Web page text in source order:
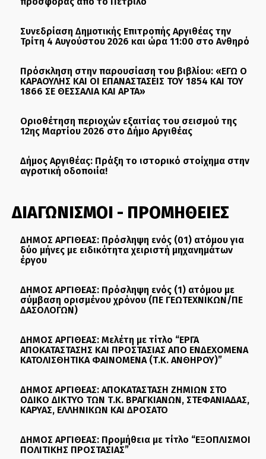
Συνεδρίαση Δημοτικής Επιτροπής Αργιθέας την
Τρίτη 4 Αυγούστου 2026 και ώρα 11:00 στο Ανθηρό
Πρόσκληση στην παρουσίαση του βιβλίου: «ΕΓΩ Ο
ΚΑΡΑΟΥΛΗΣ ΚΑΙ ΟΙ ΕΠΑΝΑΣΤΑΣΕΙΣ ΤΟΥ 1854 ΚΑΙ ΤΟΥ
1866 ΣΕ ΘΕΣΣΑΛΙΑ ΚΑΙ ΑΡΤΑ»
Οριοθέτηση περιοχών εξαιτίας του σεισμού της
12ης Μαρτίου 2026 στο Δήμο Αργιθέας
Δήμος Αργιθέας: Πράξη το ιστορικό στοίχημα στην
αγροτική οδοποιία!
ΔΙΑΓΩΝΙΣΜΟΙ - ΠΡΟΜΗΘΕΙΕΣ
ΔΗΜΟΣ ΑΡΓΙΘΕΑΣ: Πρόσληψη ενός (01) ατόμου για
δύο μήνες με ειδικότητα χειριστή μηχανημάτων
έργου
ΔΗΜΟΣ ΑΡΓΙΘΕΑΣ: Πρόσληψη ενός (1) ατόμου με
σύμβαση ορισμένου χρόνου (ΠΕ ΓΕΩΤΕΧΝΙΚΩΝ/ΠΕ
ΔΑΣΟΛΟΓΩΝ)
ΔΗΜΟΣ ΑΡΓΙΘΕΑΣ: Μελέτη με τίτλο “ΕΡΓΑ
ΑΠΟΚΑΤΑΣΤΑΣΗΣ ΚΑΙ ΠΡΟΣΤΑΣΙΑΣ ΑΠΟ ΕΝΔΕΧΟΜΕΝΑ
ΚΑΤΟΛΙΣΘΗΤΙΚΑ ΦΑΙΝΟΜΕΝΑ (Τ.Κ. ΑΝΘΗΡΟΥ)”
ΔΗΜΟΣ ΑΡΓΙΘΕΑΣ: ΑΠΟΚΑΤΑΣΤΑΣΗ ΖΗΜΙΩΝ ΣΤΟ
ΟΔΙΚΟ ΔΙΚΤΥΟ ΤΩΝ Τ.Κ. ΒΡΑΓΚΙΑΝΩΝ, ΣΤΕΦΑΝΙΑΔΑΣ,
ΚΑΡΥΑΣ, ΕΛΛΗΝΙΚΩΝ ΚΑΙ ΔΡΟΣΑΤΟ
ΔΗΜΟΣ ΑΡΓΙΘΕΑΣ: Προμήθεια με τίτλο “ΕΞΟΠΛΙΣΜΟΙ
ΠΟΛΙΤΙΚΗΣ ΠΡΟΣΤΑΣΙΑΣ”